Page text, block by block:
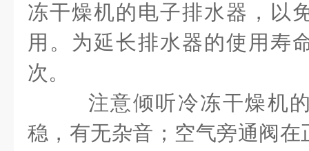
冻干燥机的电子排水器，以
用。为延长排水器的使用寿
次。
注意倾听冷冻干燥机
稳，有无杂音；空气旁通阀